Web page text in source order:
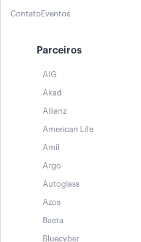
ContatoEventos
Parceiros
AIG
Akad
Allianz
American Life
Amil
Argo
Autoglass
Azos
Baeta
Bluecyber